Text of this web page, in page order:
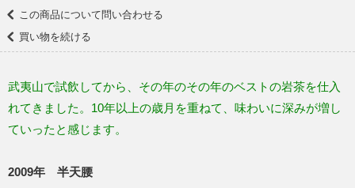
この商品について問い合わせる
買い物を続ける
武夷山で試飲してから、その年のその年のベストの岩茶を仕入
れてきました。10年以上の歳月を重ねて、味わいに深みが増し
ていったと感じます。
2009年 半天腰